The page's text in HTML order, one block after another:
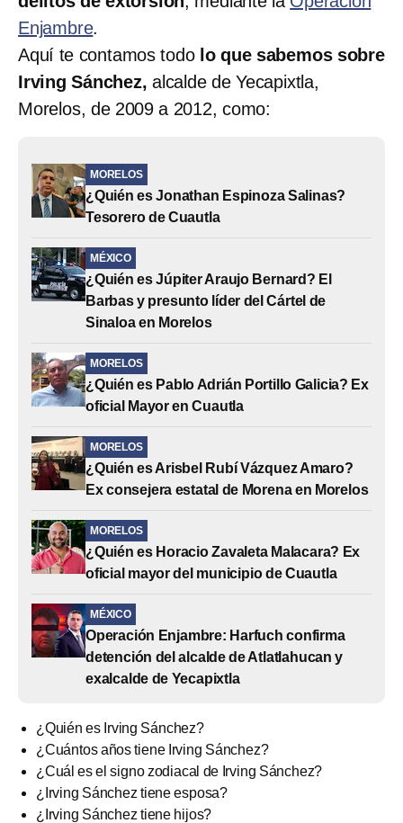
Enjambre.
Aquí te contamos todo lo que sabemos sobre
Irving Sánchez, alcalde de Yecapixtla,
Morelos, de 2009 a 2012, como:
MORELOS
¿Quién es Jonathan Espinoza Salinas?
Tesorero de Cuautla
MÉXICO
¿Quién es Júpiter Araujo Bernard? El
Barbas y presunto líder del Cártel de
Sinaloa en Morelos
MORELOS
¿Quién es Pablo Adrián Portillo Galicia? Ex
oficial Mayor en Cuautla
MORELOS
¿Quién es Arisbel Rubí Vázquez Amaro?
Ex consejera estatal de Morena en Morelos
MORELOS
¿Quién es Horacio Zavaleta Malacara? Ex
oficial mayor del municipio de Cuautla
MÉXICO
Operación Enjambre: Harfuch confirma
detención del alcalde de Atlatlahucan y
exalcalde de Yecapixtla
¿Quién es Irving Sánchez?
¿Cuántos años tiene Irving Sánchez?
¿Cuál es el signo zodiacal de Irving Sánchez?
¿Irving Sánchez tiene esposa?
¿Irving Sánchez tiene hijos?